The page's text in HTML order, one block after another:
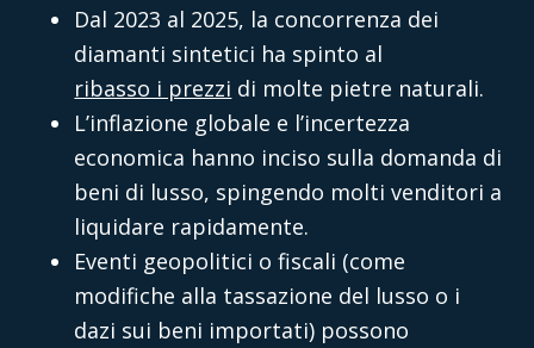
Dal 2023 al 2025, la concorrenza dei
diamanti sintetici ha spinto al
ribasso i prezzi di molte pietre naturali.
L’inflazione globale e l’incertezza
economica hanno inciso sulla domanda di
beni di lusso, spingendo molti venditori a
liquidare rapidamente.
Eventi geopolitici o fiscali (come
modifiche alla tassazione del lusso o i
dazi sui beni importati) possono